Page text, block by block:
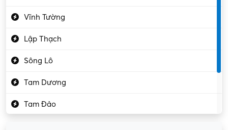
Kiểm soát chất lượng
Vĩnh Tường
Lập Thạch
Sông Lô
Tam Dương
Tam Đảo